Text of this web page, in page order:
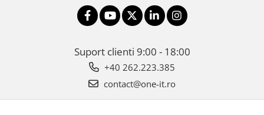
Suport clienti 9:00 - 18:00
+40 262.223.385
contact@one-it.ro